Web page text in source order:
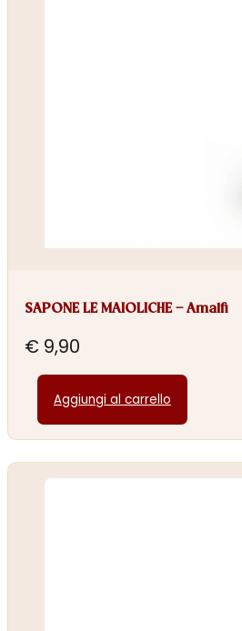
SAPONE LE MAIOLICHE – Amalfi
€ 9,90
Aggiungi al carrello